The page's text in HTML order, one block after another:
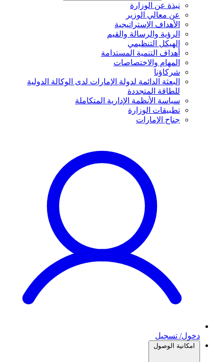
نبذة عن الوزارة
عن معالي الوزير
الأهداف الإستراتيجية
الرؤية والرسالة والقيم
الهيكل التنظيمي
أهداف التنمية المستدامة
المهام والاختصاصات
شركاؤنا
البعثة الدائمة لدولة الإمارات لدى الوكالة الدولية
للطاقة المتجددة
سياسة الأنظمة الإدارية المتكاملة
تطبيقات الوزارة
جناح الإمارات
دخول/ تسجيل
امكانية الوصول